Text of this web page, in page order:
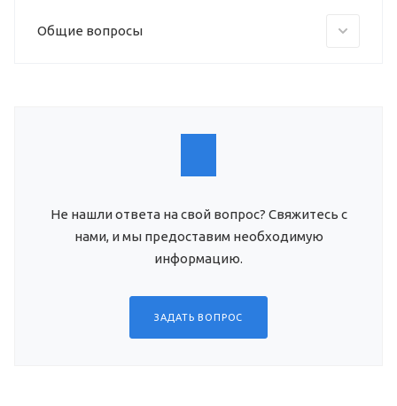
Общие вопросы
Не нашли ответа на свой вопрос? Свяжитесь с
нами, и мы предоставим необходимую
информацию.
ЗАДАТЬ ВОПРОС